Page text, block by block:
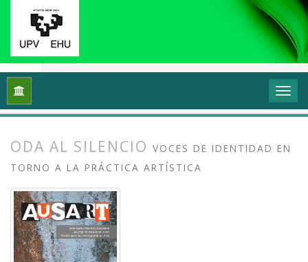
Inicio Vol. 5 Núm. 1 (2017): Interrogantes
ODA AL SILENCIO VOCES DE IDENTIDAD EN
TORNO A LA PRÁCTICA ARTÍSTICA